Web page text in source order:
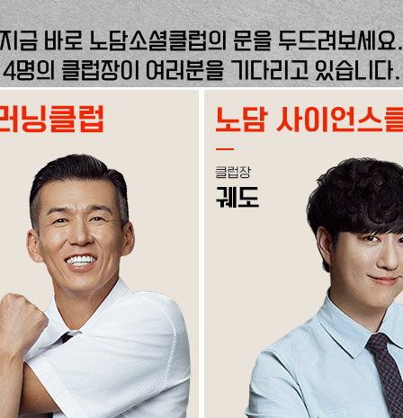
지금 바로 노담소셜클럽의 문을 두드려보세요.
4명의 클럽장이 여러분을 기다리고 있습니다.